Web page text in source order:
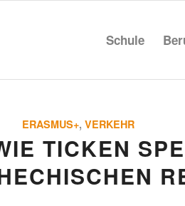
Schule
ERASMUS+, VERKEHR
TICKEN